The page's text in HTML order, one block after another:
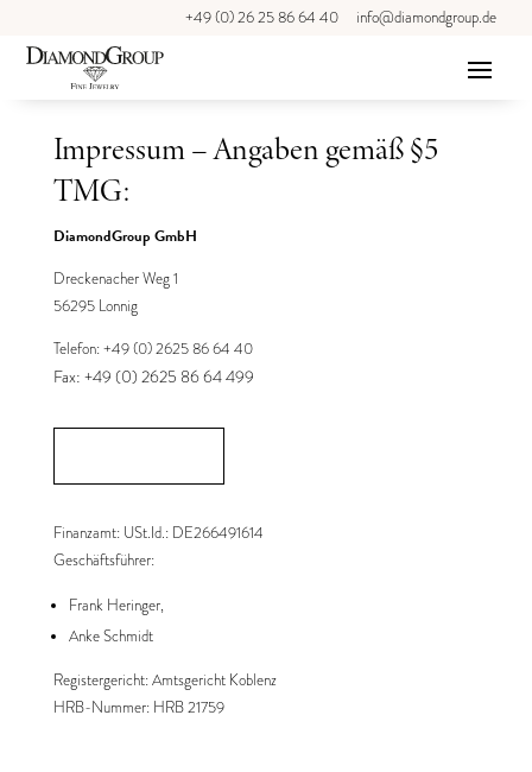
+49 (0) 26 25 86 64 40 info@diamondgroup.de
Impressum – Angaben gemäß §5
TMG:
DiamondGroup GmbH
Dreckenacher Weg 1
56295 Lonnig
Telefon: +49 (0) 2625 86 64 40
Fax: +49 (0) 2625 86 64 499
Finanzamt: USt.Id.: DE266491614
Geschäftsführer:
Frank Heringer,
Anke Schmidt
Registergericht: Amtsgericht Koblenz
HRB-Nummer: HRB 21759